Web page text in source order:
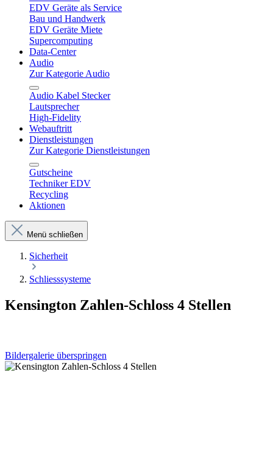
EDV Geräte als Service
Bau und Handwerk
EDV Geräte Miete
Supercomputing
Data-Center
Audio
Zur Kategorie Audio
Audio Kabel Stecker
Lautsprecher
High-Fidelity
Webauftritt
Dienstleistungen
Zur Kategorie Dienstleistungen
Gutscheine
Techniker EDV
Recycling
Aktionen
Menü schließen
Sicherheit
Schliesssysteme
Kensington Zahlen-Schloss 4 Stellen
Bildergalerie überspringen